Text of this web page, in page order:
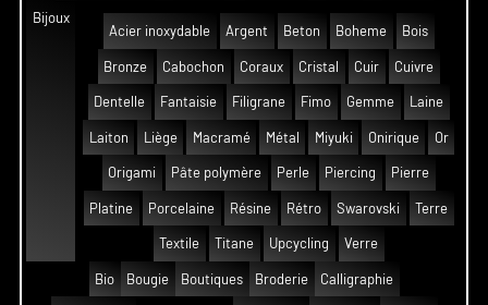
Bijoux
Acier inoxydable
Argent Beton Boheme Bois
Bronze Cabochon Coraux Cristal Cuir Cuivre
Dentelle Fantaisie Filigrane Fimo Gemme Laine
Laiton Liège Macramé Métal Miyuki Onirique Or
Origami Pâte polymère Perle Piercing Pierre
Platine Porcelaine Résine Rétro Swarovski Terre
Textile Titane Upcycling Verre
Bio Bougie Boutiques Broderie Calligraphie